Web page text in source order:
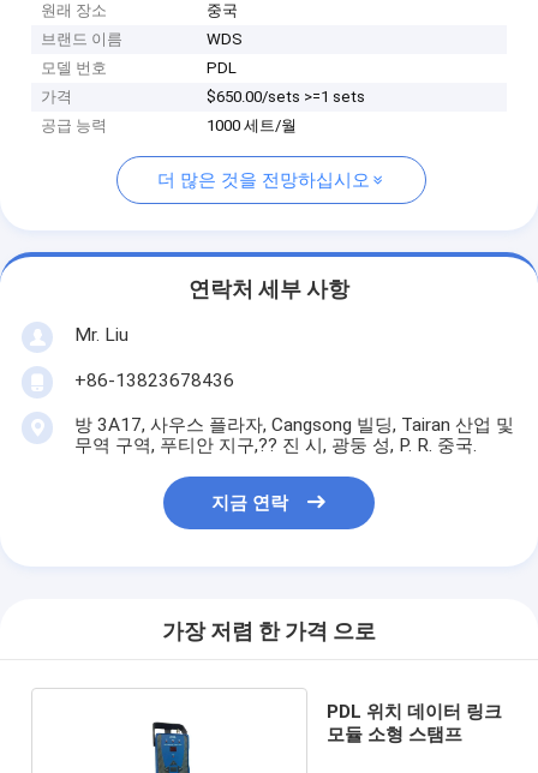
원래 장소
중국
브랜드 이름
WDS
모델 번호
PDL
가격
$650.00/sets >=1 sets
공급 능력
1000 세트/월
더 많은 것을 전망하십시오
연락처 세부 사항
Mr. Liu
+86-13823678436
방 3A17, 사우스 플라자, Cangsong 빌딩, Tairan 산업 및
무역 구역, 푸티안 지구,?? 진 시, 광둥 성, P. R. 중국.
지금 연락
가장 저렴 한 가격 으로
PDL 위치 데이터 링크
모듈 소형 스탬프